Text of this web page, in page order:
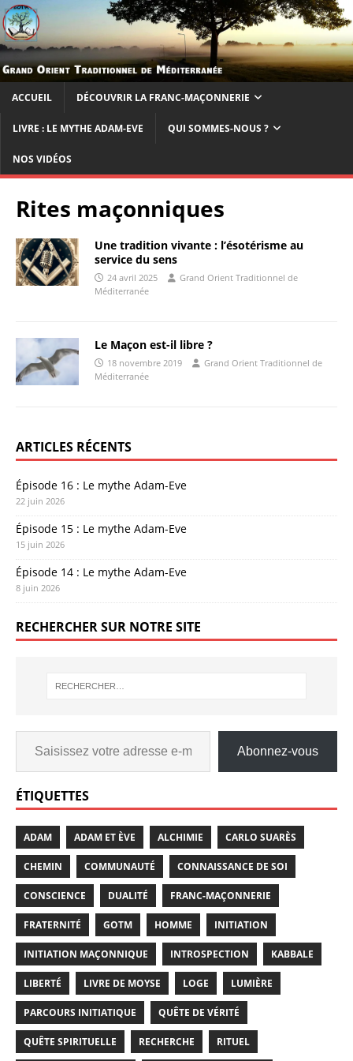
ACCUEIL DÉCOUVRIR LA FRANC-MAÇONNERIE
LIVRE : LE MYTHE ADAM-EVE QUI SOMMES-NOUS ?
NOS VIDÉOS
Rites maçonniques
Une tradition vivante : l’ésotérisme au
service du sens
24 avril 2025
Grand Orient Traditionnel de
Méditerranée
Le Maçon est-il libre ?
18 novembre 2019
Grand Orient Traditionnel de
Méditerranée
ARTICLES RÉCENTS
Épisode 16 : Le mythe Adam-Eve
22 juin 2026
Épisode 15 : Le mythe Adam-Eve
15 juin 2026
Épisode 14 : Le mythe Adam-Eve
8 juin 2026
RECHERCHER SUR NOTRE SITE
Abonnez-vous
ÉTIQUETTES
ADAM ADAM ET ÈVE ALCHIMIE CARLO SUARÈS
CHEMIN COMMUNAUTÉ CONNAISSANCE DE SOI
CONSCIENCE DUALITÉ FRANC-MAÇONNERIE
FRATERNITÉ GOTM HOMME INITIATION
INITIATION MAÇONNIQUE INTROSPECTION KABBALE
LIBERTÉ LIVRE DE MOYSE LOGE LUMIÈRE
PARCOURS INITIATIQUE QUÊTE DE VÉRITÉ
QUÊTE SPIRITUELLE RECHERCHE RITUEL